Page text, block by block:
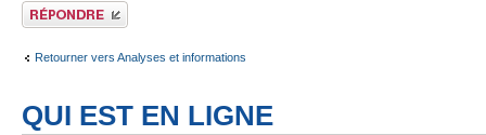
Répondre
Retourner vers Analyses et informations
QUI EST EN LIGNE